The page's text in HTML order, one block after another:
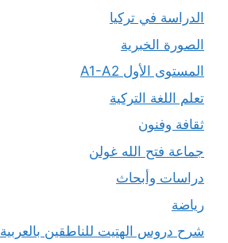
الدراسة في تركيا
الصورة الخبرية
المستوى الأول A1-A2
تعلم اللغة التركية
ثقافة وفنون
جماعة فتح الله غولن
دراسات وأبحاث
رياضة
شرح دروس الهتيت للناطقين بالعربية